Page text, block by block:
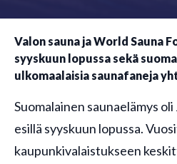
Valon sauna ja World Sauna
syyskuun lopussa sekä
ulkomaalaisia saunafaneja
Suomalainen saunaelämys
esillä syyskuun lopussa.
kaupunkivalaistukseen